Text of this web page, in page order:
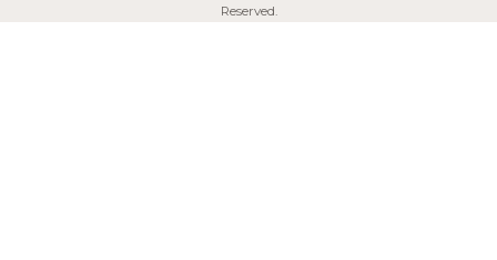
Reserved.